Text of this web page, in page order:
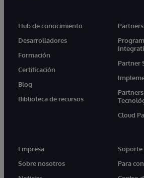
Hub de conocimiento
Desarrolladores
Formación
Certificación
Blog
Biblioteca de recursos
Partners
Partner
Cloud
Empresa
Sobre nosotros
Soporte
Para